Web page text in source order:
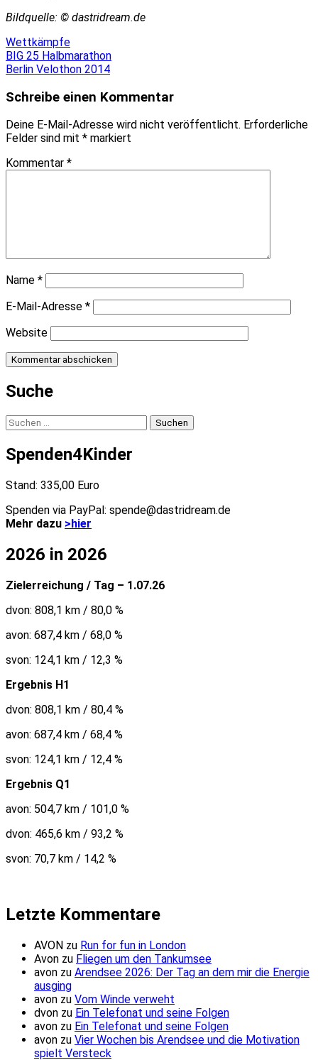
Bildquelle: © dastridream.de
Wettkämpfe
Beitragsnavigation
BIG 25 Halbmarathon
Berlin Velothon 2014
Schreibe einen Kommentar
Deine E-Mail-Adresse wird nicht veröffentlicht. Erforderliche
Felder sind mit * markiert
Kommentar *
Name *
E-Mail-Adresse *
Website
Suche
Suchen
nach:
Spenden4Kinder
Stand: 335,00 Euro
Spenden via PayPal: spende@dastridream.de
Mehr dazu >hier
2026 in 2026
Zielerreichung / Tag – 1.07.26
dvon: 808,1 km / 80,0 %
avon: 687,4 km / 68,0 %
svon: 124,1 km / 12,3 %
Ergebnis H1
dvon: 808,1 km / 80,4 %
avon: 687,4 km / 68,4 %
svon: 124,1 km / 12,4 %
Ergebnis Q1
avon: 504,7 km / 101,0 %
dvon: 465,6 km / 93,2 %
svon: 70,7 km / 14,2 %
Letzte Kommentare
AVON zu Run for fun in London
Avon zu Fliegen um den Tankumsee
avon zu Arendsee 2026: Der Tag an dem mir die Energie
ausging
avon zu Vom Winde verweht
dvon zu Ein Telefonat und seine Folgen
avon zu Ein Telefonat und seine Folgen
avon zu Vier Wochen bis Arendsee und die Motivation
spielt Versteck